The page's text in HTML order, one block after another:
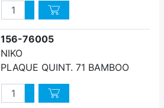
QuantitéAugmenter quantité
Diminuer quantité
156-76005
NIKO
PLAQUE QUINT. 71 BAMBOO
QuantitéAugmenter quantité
Diminuer quantité